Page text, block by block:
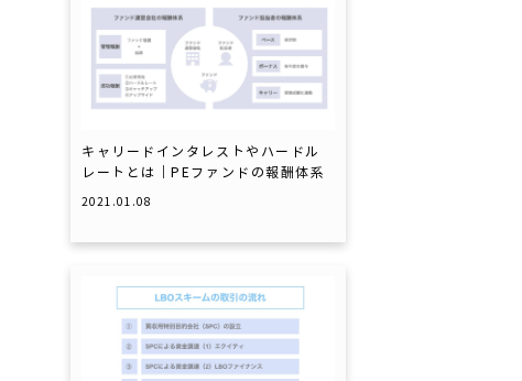
キャリードインタレストやハードル
レートとは｜PEファンドの報酬体系
2021.01.08